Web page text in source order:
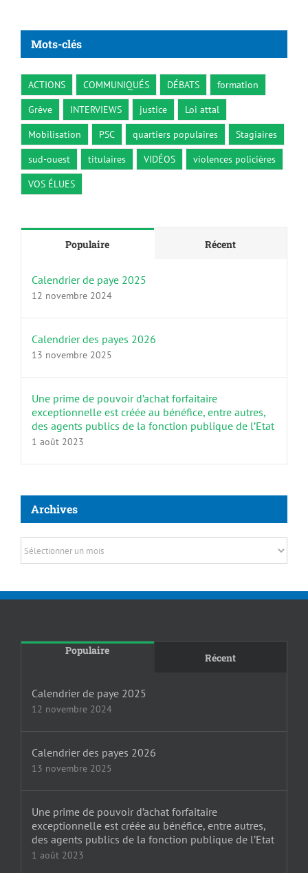
Mots-clés
ACTIONS COMMUNIQUÉS DÉBATS
formation
Grève
INTERVIEWS justice
Loi attal
Mobilisation
PSC quartiers populaires
Stagiaires
sud-ouest
titulaires VIDÉOS
violences policières
VOS ÉLUES
Populaire Récent
Calendrier de paye 2025
12 novembre 2024
Calendrier des payes 2026
13 novembre 2025
Une prime de pouvoir d’achat forfaitaire
exceptionnelle est créée au bénéfice, entre autres,
des agents publics de la fonction publique de l’Etat
1 août 2023
Archives
Archives
Populaire
Récent
Calendrier de paye 2025
12 novembre 2024
Calendrier des payes 2026
13 novembre 2025
Une prime de pouvoir d’achat forfaitaire
exceptionnelle est créée au bénéfice, entre autres,
des agents publics de la fonction publique de l’Etat
1 août 2023